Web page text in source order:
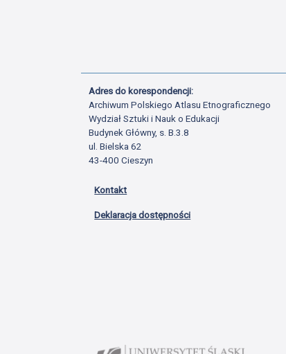
Adres do korespondencji:
Archiwum Polskiego Atlasu Etnograficznego
Wydział Sztuki i Nauk o Edukacji
Budynek Główny, s. B.3.8
ul. Bielska 62
43-400 Cieszyn
Kontakt
Deklaracja dostępności